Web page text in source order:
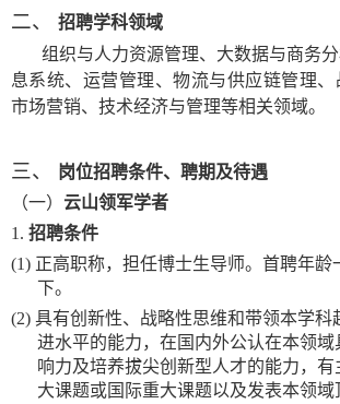
二、
招聘学科领域
组织与人力资源管理、大数据与商务
息系统、运营管理、物流与供应链管理、
市场营销、技术经济与管理等相关领域。
三、
岗位招聘条件、聘期及待遇
（一） 云山领军学者
1. 招聘条件
(1) 正高职称，担任博士生导师。首聘年龄
下。
(2) 具有创新性、战略性思维和带领本学科
进水平的能力，在国内外公认在本领
响力及培养拔尖创新型人才的能力，
大课题或国际重大课题以及发表本领